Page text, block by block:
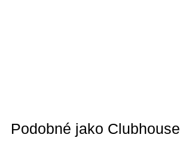
Podobné jako Clubhouse